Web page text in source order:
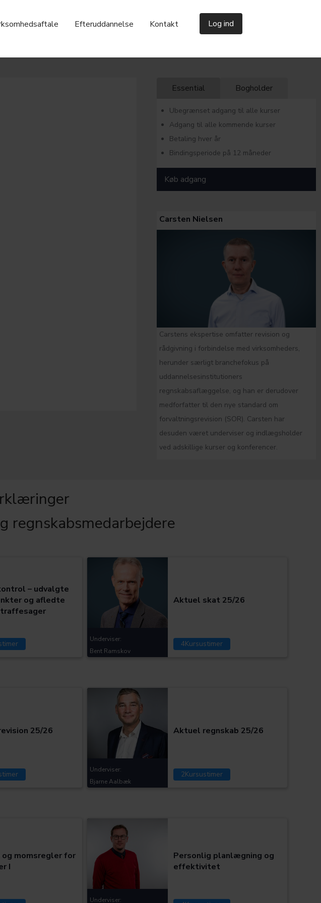
Efteruddannelse Kontakt Log ind
Essential Bogholder
Ubegrænset adgang til alle kurser
Adgang til alle kommende kurser
Betaling hver år
Bindingsperiode på 12 måneder
Køb adgang
Carsten Nielsen
Carstens ekspertise omfatter revision og
rådgivning i forbindelse med virksomheders,
herunder særligt branchefokus på
uddannelsesinstitutioners
regnskabsaflæggelse, og han er derudover
medforfatter til den nye standard om
forvaltningsrevision (SOR). Carsten har
desuden været underviser og indlægsholder
ved adskillige kurser og konferencer.
regnskabsmedarbejdere
– udvalgte
og afledte
Aktuel skat 25/26
4Kursustimer
Underviser:
Bent Ramskov
25/26 Aktuel regnskab 25/26
2Kursustimer
Underviser:
Bjarne Aalbæk
momsregler for
I
Personlig planlægning og
effektivitet
Underviser: